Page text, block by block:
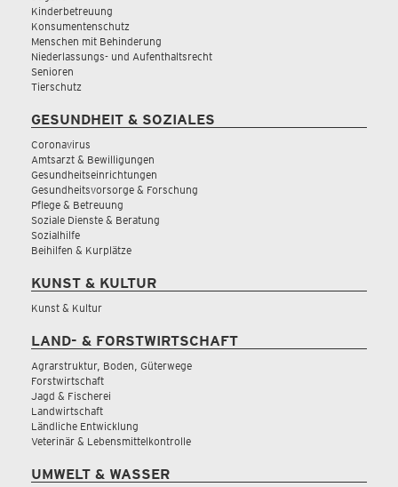
Kinderbetreuung
Konsumentenschutz
Menschen mit Behinderung
Niederlassungs- und Aufenthaltsrecht
Senioren
Tierschutz
GESUNDHEIT & SOZIALES
Coronavirus
Amtsarzt & Bewilligungen
Gesundheitseinrichtungen
Gesundheitsvorsorge & Forschung
Pflege & Betreuung
Soziale Dienste & Beratung
Sozialhilfe
Beihilfen & Kurplätze
KUNST & KULTUR
Kunst & Kultur
LAND- & FORSTWIRTSCHAFT
Agrarstruktur, Boden, Güterwege
Forstwirtschaft
Jagd & Fischerei
Landwirtschaft
Ländliche Entwicklung
Veterinär & Lebensmittelkontrolle
UMWELT & WASSER